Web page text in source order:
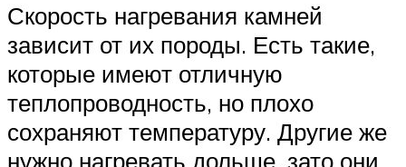
Скорость нагревания камней
зависит от их породы. Есть такие,
которые имеют отличную
теплопроводность, но плохо
сохраняют температуру. Другие же
нужно нагревать дольше, зато они